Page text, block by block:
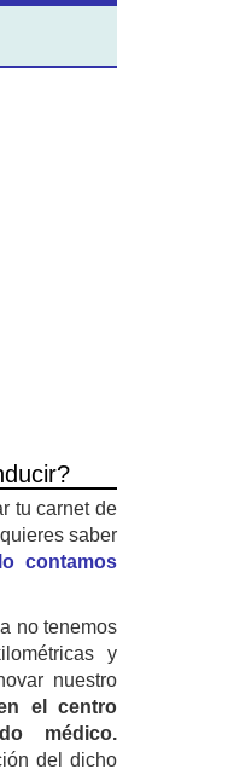
tu carnet de
saber
contamos
no tenemos
y
nuestro
el centro
médico.
del dicho